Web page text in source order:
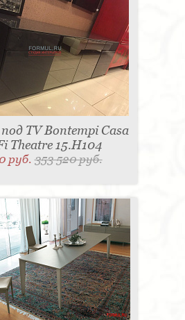
TV Bontempi Casa
Theatre 15.H104
руб.353 520 руб.